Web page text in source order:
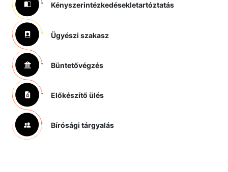
Kényszerintézkedésekletartóztatás
Ügyészi szakasz
Büntetővégzés
Előkészítő ülés
Bírósági tárgyalás